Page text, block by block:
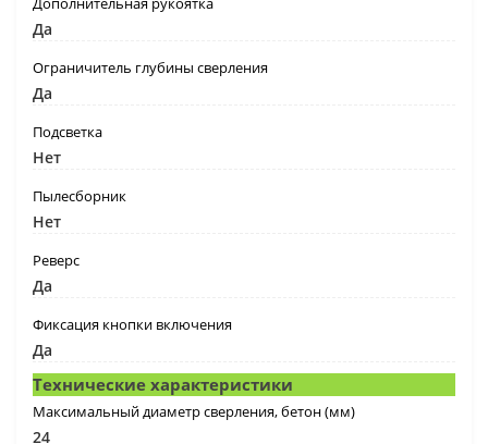
Да
Ограничитель глубины сверления
Да
Подсветка
Нет
Пылесборник
Нет
Реверс
Да
Фиксация кнопки включения
Да
Технические характеристики
Максимальный диаметр сверления, бетон (мм)
24